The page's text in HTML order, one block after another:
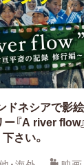
ドネシアで影
『A river flow
下さい。